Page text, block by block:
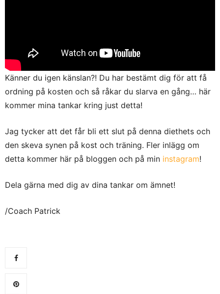
Känner du igen känslan?! Du har bestämt dig för att få
ordning på kosten och så råkar du slarva en gång… här
kommer mina tankar kring just detta!
Jag tycker att det får bli ett slut på denna diethets och
den skeva synen på kost och träning. Fler inlägg om
detta kommer här på bloggen och på min instagram!
Dela gärna med dig av dina tankar om ämnet!
/Coach Patrick